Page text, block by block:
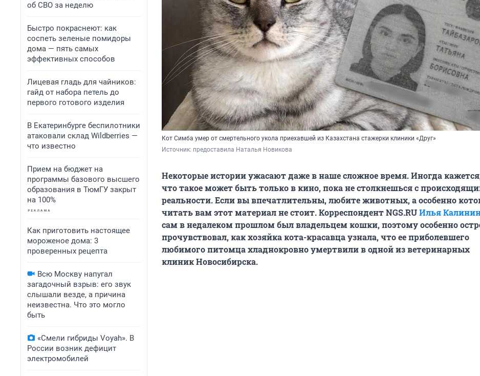
об СВО за неделю
Быстро покраснеют: как
соспеть зеленые помидоры
дома — пять самых
эффективных способов
Лицевая гладь для чайников:
гайд от набора петель до
первого готового изделия
В Екатеринбурге беспилотники
атаковали склад Wildberries —
что известно
Прием на бюджет на
программы базового высшего
образования в ТюмГУ закрыт
на 100%
Как приготовить настоящее
мороженое дома: 3
проверенных рецепта
Всю Москву напугал
загадочный взрыв: его звук
слышали везде, а причина
неизвестна. Что это могло
быть
«Смели гибриды Voyah». В
России возник дефицит
электромобилей
Кот Симба умер от смертельного укола приехавшей из Казахстана стажерки клиники «Друг»
Источник: предоставила Наталья Новикова
Некоторые истории ужасают даже в наше сложное время. Иногда
что такое может быть только в кино, пока не столкнешься с
реальности. Если вы впечатлительны, любите животных, а особенно
читать вам этот материал не стоит. Корреспондент NGS.RUИлья
сам в недалеком прошлом был владельцем кошки, поэтому особенно
прочувствовал, как хозяйка кота-красавца узнала, что ее приболевшего
любимого питомца хладнокровно умертвили в одной из ветеринарных
клиник Новосибирска.